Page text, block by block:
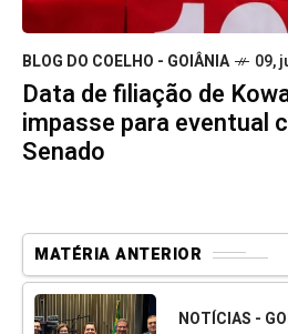
BLOG DO COELHO - GOIÂNIA 09,
Data de filiação de
impasse para eventual
Senado
MATÉRIA ANTERIOR
NOTÍCIAS -